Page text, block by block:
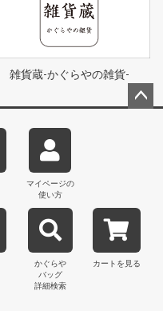
雑貨蔵-かぐらやの雑貨-
マイページの
使い方
かぐらや
バッグ
詳細検索
カートを見る